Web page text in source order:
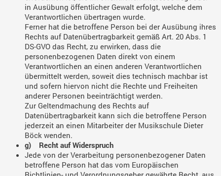
in Ausübung öffentlicher Gewalt erfolgt, welche dem
Verantwortlichen übertragen wurde.
Ferner hat die betroffene Person bei der Ausübung ihres
Rechts auf Datenübertragbarkeit gemäß Art. 20 Abs. 1
DS-GVO das Recht, zu erwirken, dass die
personenbezogenen Daten direkt von einem
Verantwortlichen an einen anderen Verantwortlichen
übermittelt werden, soweit dies technisch machbar ist
und sofern hiervon nicht die Rechte und Freiheiten
anderer Personen beeinträchtigt werden.
Zur Geltendmachung des Rechts auf
Datenübertragbarkeit kann sich die betroffene Person
jederzeit an einen Mitarbeiter der Musikschule Dieter
Böck wenden.
g) Recht auf Widerspruch
Jede von der Verarbeitung personenbezogener Daten
betroffene Person hat das vom Europäischen